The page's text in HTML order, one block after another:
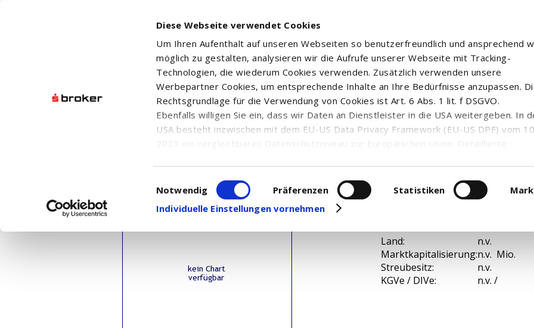
Diese Webseite verwendet Cookies
Um Ihren Aufenthalt auf unseren Webseiten so benutzerfreundlich und ansprechend
möglich zu gestalten, analysieren wir die Aufrufe unserer Webseite mit Tracking-
Technologien, die wiederum Cookies verwenden. Zusätzlich verwenden unsere
Werbepartner Cookies, um entsprechende Inhalte an Ihre Bedürfnisse anzupassen.
Rechtsgrundlage für die Verwendung von Cookies ist Art. 6 Abs. 1 lit. f DSGVO.
Ebenfalls willigen Sie ein, dass wir Daten an Dienstleister in die USA weitergeben. In
USA besteht inzwischen mit dem EU-US Data Privacy Framework (EU-US DPF) vom
2023 ein vergleichbares Datenschutzniveau zur Europäischen Union. Detaillierte
in den USA, finden Sie auf unserer Seite zumDatenschutz. Dort können Sie Ihre
Einwilligung auch jederzeit widerrufen oder anpassen.
Einwilligungsauswahl
Notwendig Präferenzen Statistiken
Individuelle Einstellungen vornehmen
Land:
n.v.
Marktkapitalisierung:n.v. Mio.
Streubesitz:
n.v.
KGVe / DIVe:
n.v. /